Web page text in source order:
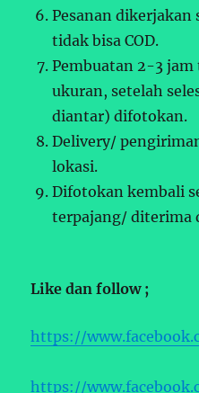
Pesanan
tidak bisa COD.
Pembuatan 2-3
ukuran, setelah
diantar) difotokan.
Delivery/
lokasi.
Difotokan kembali
terpajang/ diterima
Like dan follow ;
https://
https://